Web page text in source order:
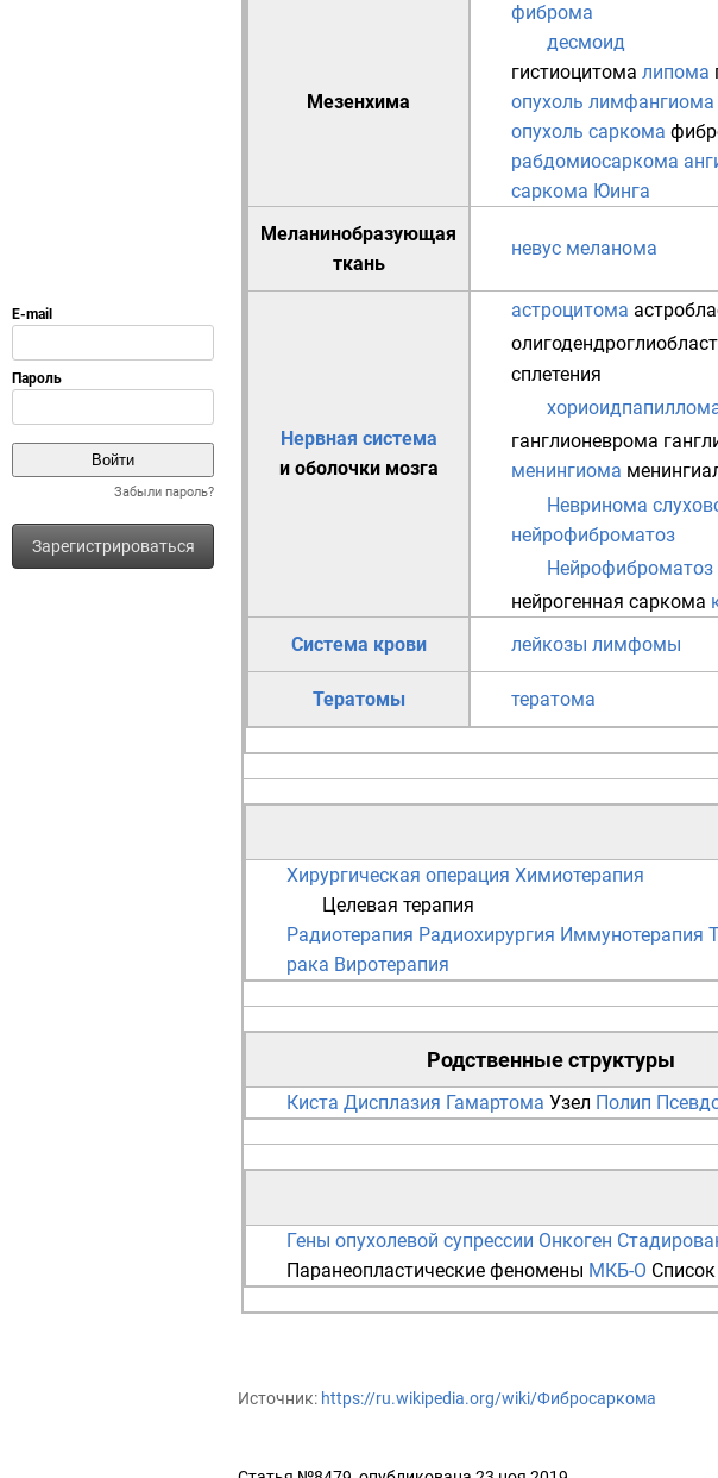
Забыли пароль?
Зарегистрироваться
Мезенхима
фиброма
десмоид
гистиоцитома липома
опухоль лимфангиома
опухоль саркома
рабдомиосаркома
саркома Юинга
Меланинобразующая
ткань
невус меланома
Нервная система
и оболочки мозга
астроцитома
сплетения
ганглионеврома
менингиома
Невринома
нейрофиброматоз
Нейрофиброматоз
нейрогенная саркома
Система крови
лейкозы лимфомы
Тератомы тератома
Хирургическая операция Химиотерапия
Целевая терапия
Радиотерапия Радиохирургия Иммунотерапия
рака Виротерапия
Родственные структуры
Киста Дисплазия Гамартома Узел Полип
Гены опухолевой супрессии Онкоген
Паранеопластические феномены МКБ-О
Источник: https://ru.wikipedia.org/wiki/Фибросаркома